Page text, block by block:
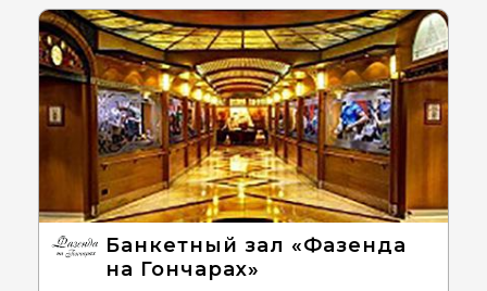
Банкетный зал «Фазенда
на Гончарах»